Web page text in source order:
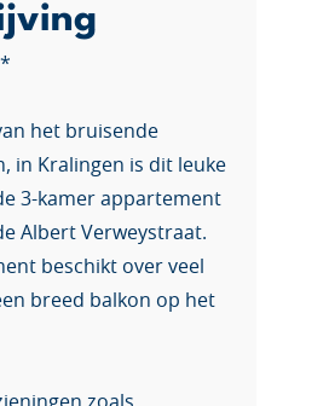
het bruisende
in Kralingen is dit leuke
3-kamer appartement
Albert Verweystraat.
beschikt over veel
breed balkon op het